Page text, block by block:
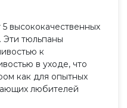
высококачественных
Эти тюльпаны
к
в уходе, что
как для опытных
любителей